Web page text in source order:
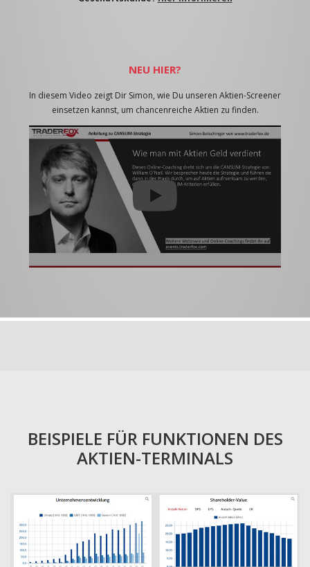
NEU HIER?
In diesem Video zeigt Dir Simon, wie Du unseren Aktien-Screener
einsetzen kannst, um chancenreiche Aktien zu finden.
BEISPIELE FÜR FUNKTIONEN DES
AKTIEN-TERMINALS